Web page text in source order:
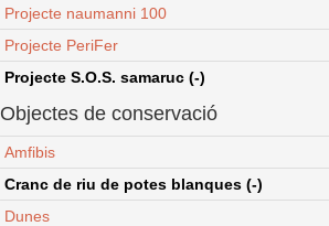
Projecte naumanni 100
Projecte PeriFer
Projecte S.O.S. samaruc (-)
Objectes de conservació
Amfibis
Cranc de riu de potes blanques (-)
Dunes